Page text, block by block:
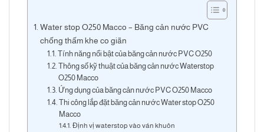
Water stop O250 Macco – Băng cản nước PVC
chống thấm khe co giãn
Tính năng nổi bật của băng cản nước PVC O250
Thông số kỹ thuật của băng cản nước Waterstop
O250 Macco
Ứng dụng của băng cản nước PVC O250 Macco
Thi công lắp đặt băng cản nước Water stop O250
Macco
Định vị waterstop vào ván khuôn